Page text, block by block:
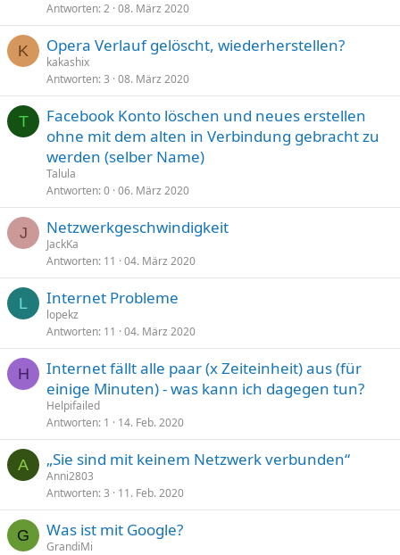
Antworten 2 08. März 2020
K Opera Verlauf gelöscht, wiederherstellen?
kakashix
Antworten 3 08. März 2020
T
Facebook Konto löschen und neues erstellen
ohne mit dem alten in Verbindung gebracht zu
werden (selber Name)
Talula
Antworten 0 06. März 2020
J Netzwerkgeschwindigkeit
JackKa
Antworten 11 04. März 2020
L Internet Probleme
lopekz
Antworten 11 04. März 2020
H
Internet fällt alle paar (x Zeiteinheit) aus (für
einige Minuten) - was kann ich dagegen tun?
Helpifailed
Antworten 1 14. Feb. 2020
A „Sie sind mit keinem Netzwerk verbunden“
Anni2803
Antworten 3 11. Feb. 2020
G Was ist mit Google?
GrandiMi